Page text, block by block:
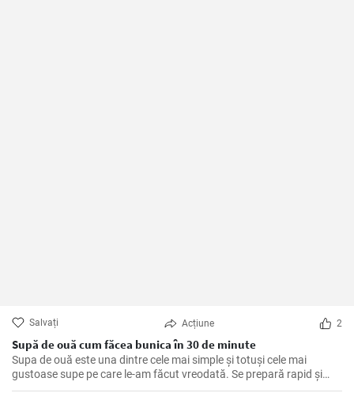
Salvați Acțiune 2
Supă de ouă cum făcea bunica în 30 de minute
Supa de ouă este una dintre cele mai simple și totuși cele mai
gustoase supe pe care le-am făcut vreodată. Se prepară rapid și
fără efort, este sănătoasă și bogată în proteine. Am învățat această